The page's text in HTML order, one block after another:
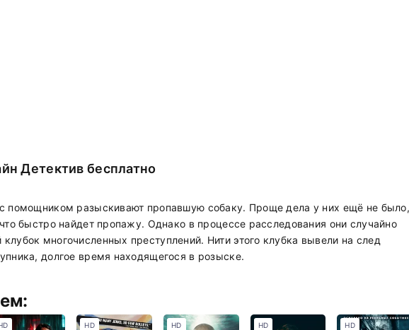
Детектив бесплатно
помощником разыскивают пропавшую собаку. Проще дела у них ещё не было,
быстро найдет пропажу. Однако в процессе расследования они случайно
многочисленных преступлений. Нити этого клубка вывели на след
долгое время находящегося в розыске.
HD HD HD HD